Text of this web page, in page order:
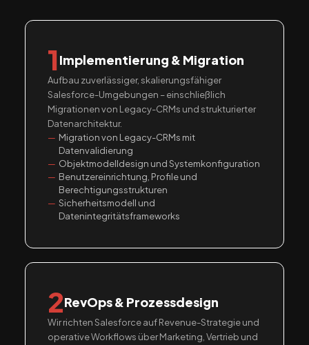
1Implementierung & Migration
Aufbau zuverlässiger, skalierungsfähiger
Salesforce-Umgebungen – einschließlich
Migrationen von Legacy-CRMs und strukturierter
Datenarchitektur.
Migration von Legacy-CRMs mit
Datenvalidierung
Objektmodelldesign und Systemkonfiguration
Benutzereinrichtung, Profile und
Berechtigungsstrukturen
Sicherheitsmodell und
Datenintegritätsframeworks
2RevOps & Prozessdesign
Wir richten Salesforce auf Revenue-Strategie und
operative Workflows über Marketing, Vertrieb und